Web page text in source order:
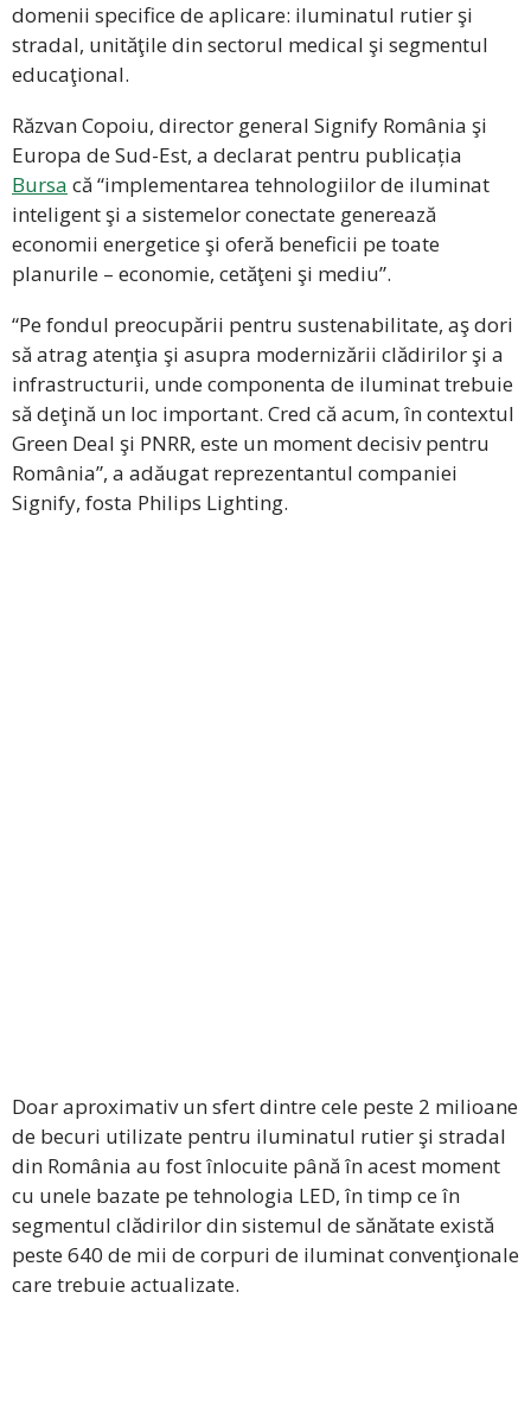
domenii specifice de aplicare: iluminatul rutier şi
stradal, unităţile din sectorul medical şi segmentul
educaţional.
Răzvan Copoiu, director general Signify România şi
Europa de Sud-Est, a declarat pentru publicația
Bursa că “implementarea tehnologiilor de iluminat
inteligent şi a sistemelor conectate generează
economii energetice şi oferă beneficii pe toate
planurile – economie, cetăţeni şi mediu”.
“Pe fondul preocupării pentru sustenabilitate, aş dori
să atrag atenţia şi asupra modernizării clădirilor şi a
infrastructurii, unde componenta de iluminat trebuie
să deţină un loc important. Cred că acum, în contextul
Green Deal şi PNRR, este un moment decisiv pentru
România”, a adăugat reprezentantul companiei
Signify, fosta Philips Lighting.
Doar aproximativ un sfert dintre cele peste 2 milioane
de becuri utilizate pentru iluminatul rutier şi stradal
din România au fost înlocuite până în acest moment
cu unele bazate pe tehnologia LED, în timp ce în
segmentul clădirilor din sistemul de sănătate există
peste 640 de mii de corpuri de iluminat convenţionale
care trebuie actualizate.